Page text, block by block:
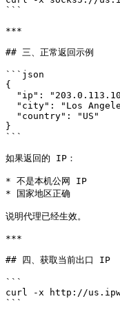
```
***
## 三、正常返回示例
```json
{
}
```
如果返回的 IP：
* 不是本机公网 IP
* 国家地区正确
说明代理已经生效。
***
## 四、获取当前出口 IP
```
curl -x http://
```